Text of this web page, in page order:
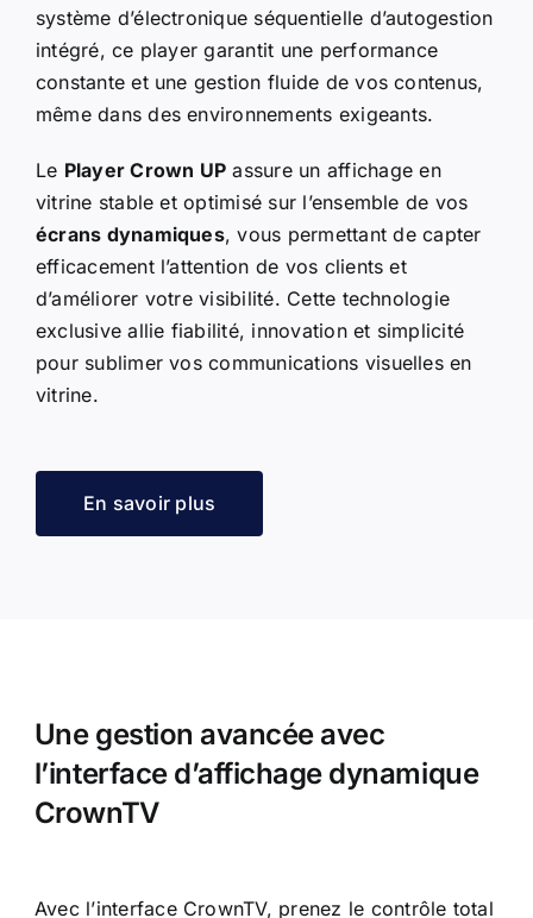
système d’électronique séquentielle d’autogestion
intégré, ce player garantit une performance
constante et une gestion fluide de vos contenus,
même dans des environnements exigeants.
Le Player Crown UP assure un affichage en
vitrine stable et optimisé sur l’ensemble de vos
écrans dynamiques, vous permettant de capter
efficacement l’attention de vos clients et
d’améliorer votre visibilité. Cette technologie
exclusive allie fiabilité, innovation et simplicité
pour sublimer vos communications visuelles en
vitrine.
En savoir plus
Une gestion avancée avec
l’interface d’affichage dynamique
CrownTV
Avec l’interface CrownTV, prenez le contrôle total